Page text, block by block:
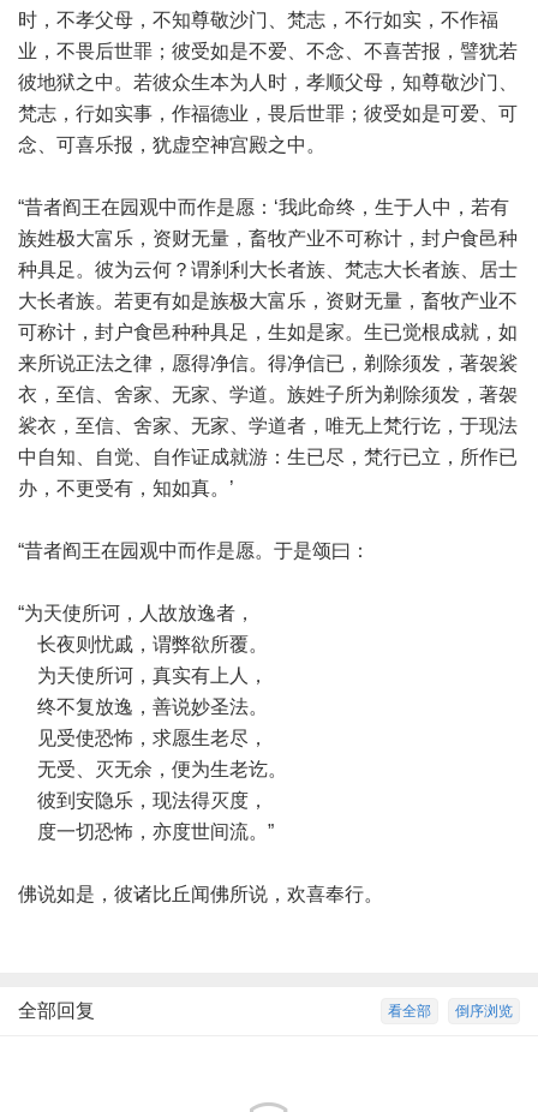
时，不孝父母，不知尊敬沙门、梵志，不行如实，不作福
业，不畏后世罪；彼受如是不爱、不念、不喜苦报，譬犹若
彼地狱之中。若彼众生本为人时，孝顺父母，知尊敬沙门、
梵志，行如实事，作福德业，畏后世罪；彼受如是可爱、可
念、可喜乐报，犹虚空神宫殿之中。
“昔者阎王在园观中而作是愿：‘我此命终，生于人中，若有
族姓极大富乐，资财无量，畜牧产业不可称计，封户食邑种
种具足。彼为云何？谓刹利大长者族、梵志大长者族、居士
大长者族。若更有如是族极大富乐，资财无量，畜牧产业不
可称计，封户食邑种种具足，生如是家。生已觉根成就，如
来所说正法之律，愿得净信。得净信已，剃除须发，著袈裟
衣，至信、舍家、无家、学道。族姓子所为剃除须发，著袈
裟衣，至信、舍家、无家、学道者，唯无上梵行讫，于现法
中自知、自觉、自作证成就游：生已尽，梵行已立，所作已
办，不更受有，知如真。’
“昔者阎王在园观中而作是愿。于是颂曰：
“为天使所诃，人故放逸者，
长夜则忧戚，谓弊欲所覆。
为天使所诃，真实有上人，
终不复放逸，善说妙圣法。
见受使恐怖，求愿生老尽，
无受、灭无余，便为生老讫。
彼到安隐乐，现法得灭度，
度一切恐怖，亦度世间流。”
佛说如是，彼诸比丘闻佛所说，欢喜奉行。
倒序浏览
看全部
全部回复